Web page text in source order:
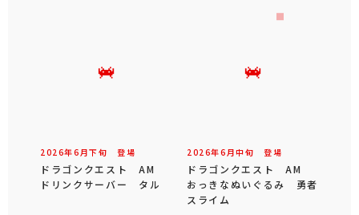
2026年6 月下旬 登場
ドラゴンクエスト AM
ドリンクサーバー タル
2026年6 月中旬 登場
ドラゴンクエスト AM
おっきなぬいぐるみ 勇者
スライム